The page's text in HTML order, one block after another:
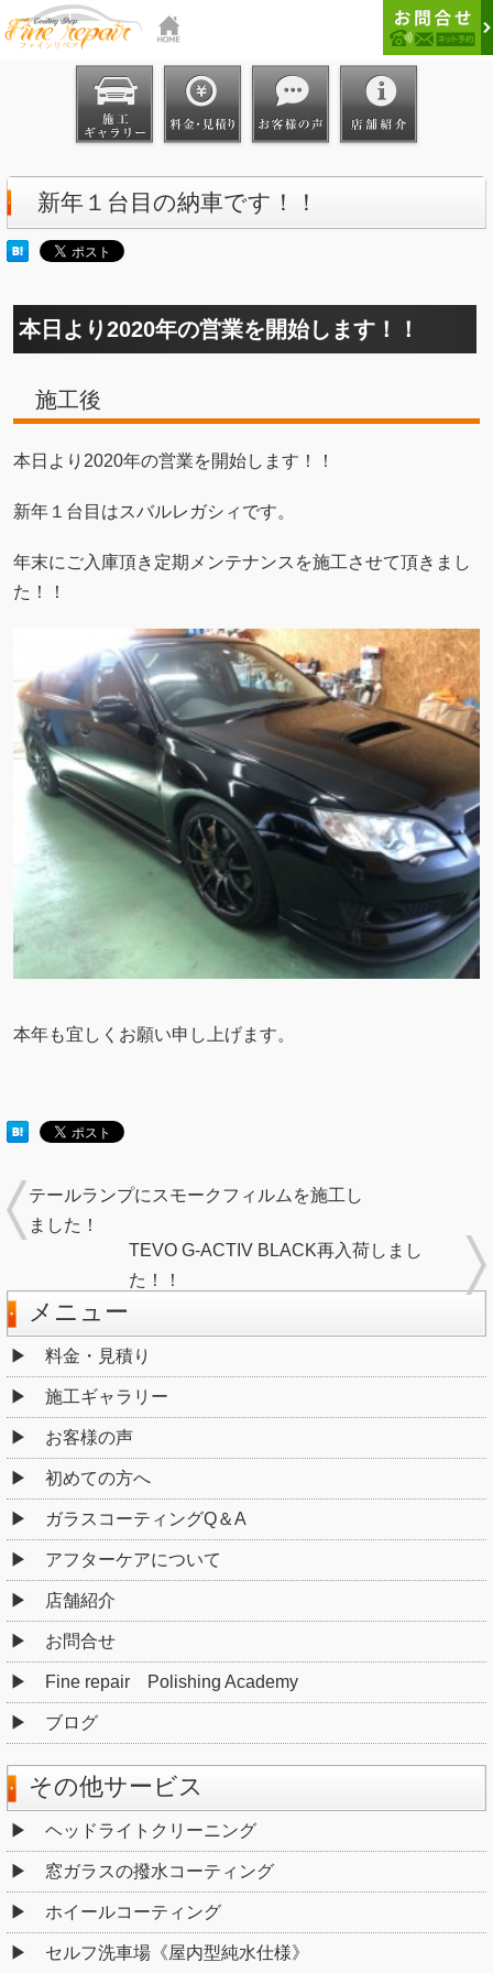
新年１台目の納車です！！
本日より2020年の営業を開始します！！
施工後
本日より2020年の営業を開始します！！
新年１台目はスバルレガシィです。
年末にご入庫頂き定期メンテナンスを施工させて頂きまし
た！！
本年も宜しくお願い申し上げます。
テールランプにスモークフィルムを施工し
ました！
TEVO G-ACTIV BLACK再入荷しまし
た！！
メニュー
料金・見積り
施工ギャラリー
お客様の声
初めての方へ
ガラスコーティングQ＆A
アフターケアについて
店舗紹介
お問合せ
Fine repair Polishing Academy
ブログ
その他サービス
ヘッドライトクリーニング
窓ガラスの撥水コーティング
ホイールコーティング
セルフ洗車場《屋内型純水仕様》